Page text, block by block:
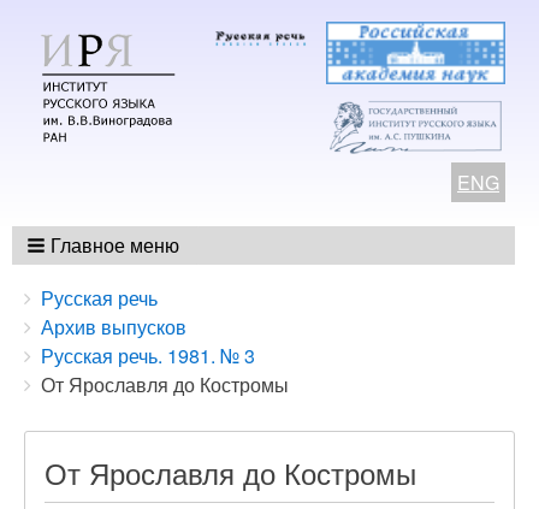
ENG
Главное меню
Breadcrumbs
You
are
here:
Русская речь
Архив выпусков
Русская речь. 1981. № 3
От Ярославля до Костромы
От Ярославля до Костромы